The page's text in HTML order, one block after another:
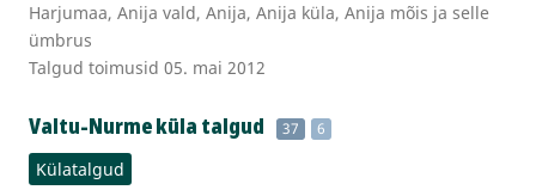
Harjumaa, Anija vald, Anija, Anija küla, Anija mõis ja selle
ümbrus
Talgud toimusid 05. mai 2012
Valtu-Nurme küla talgud 37 6
Külatalgud